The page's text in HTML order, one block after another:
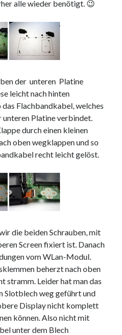
alle wieder benötigt. 😉
der unteren Platine
leicht nach hinten
Flachbandkabel, welches
unteren Platine verbindet.
durch einen kleinen
oben wegklappen und so
recht leicht gelöst.
die beiden Schrauben, mit
Screen fixiert ist. Danach
vom WLan-Modul.
beherzt nach oben
stramm. Leider hat man das
Slotblech weg geführt und
Display nicht komplett
können. Also nicht mit
unter dem Blech